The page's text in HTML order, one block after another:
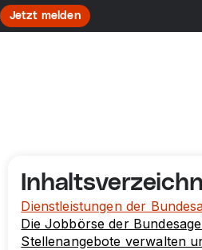
Jetzt melden
Dienstleistungen der
Die Jobbörse der
Stellenangebote verwalten